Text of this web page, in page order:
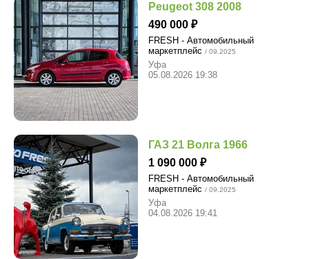
Peugeot 308 2008
490 000
FRESH - Автомобильный
маркетплейс / 09.2025
Уфа
05.08.2026 19:38
ГАЗ 21 Волга 1966
1 090 000
FRESH - Автомобильный
маркетплейс / 09.2025
Уфа
04.08.2026 19:41